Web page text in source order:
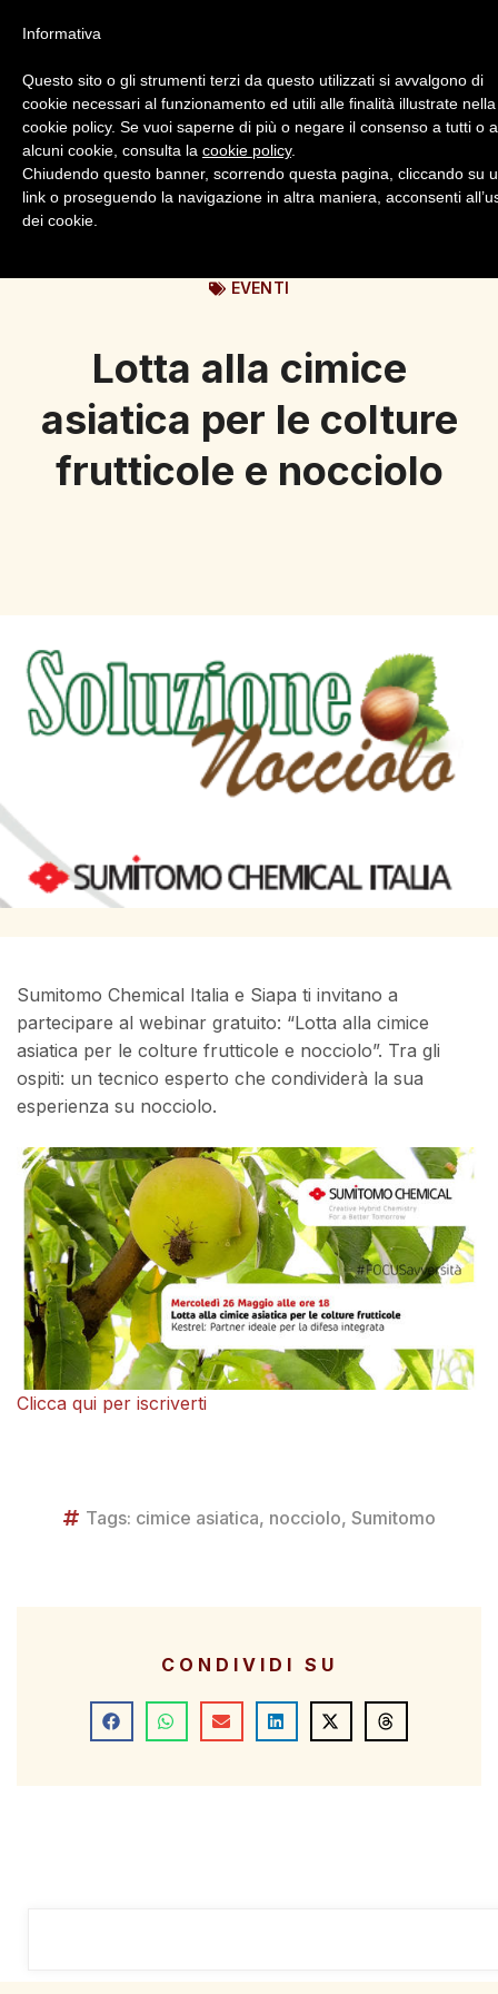
Login Registrazione
EVENTI
Lotta alla cimice
asiatica per le colture
frutticole e nocciolo
Sumitomo Chemical Italia e Siapa ti invitano a
partecipare al webinar gratuito: “Lotta alla cimice
asiatica per le colture frutticole e nocciolo”. Tra gli
ospiti: un tecnico esperto che condividerà la sua
esperienza su nocciolo.
Clicca qui per iscriverti
Tags: cimice asiatica, nocciolo, Sumitomo
CONDIVIDI SU
Informativa
Questo sito o gli strumenti terzi da questo utilizzati si avvalgono di
cookie necessari al funzionamento ed utili alle finalità illustrate nella
cookie policy. Se vuoi saperne di più o negare il consenso a tutti o
alcuni cookie, consulta la cookie policy.
Chiudendo questo banner, scorrendo questa pagina, cliccando su
link o proseguendo la navigazione in altra maniera, acconsenti
dei cookie.